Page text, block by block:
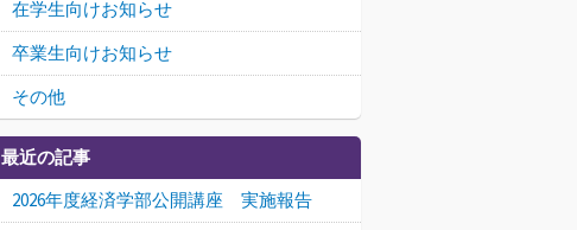
在学生向けお知らせ
卒業生向けお知らせ
その他
最近の記事
2026年度経済学部公開講座 実施報告